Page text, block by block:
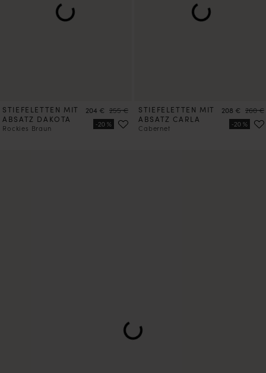
STIEFELETTEN MIT
ABSATZ DAKOTA
Rockies Braun
Preis
204 € Preis
255 €
STIEFELETTEN MIT
ABSATZ CARLA
Cabernet
Preis
208 € Preis
260 €